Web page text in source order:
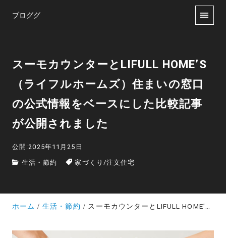
ブロググ
スーモカウンターとLIFULL HOME’S
（ライフルホームズ）住まいの窓口
の公式情報をベースにした比較記事
が公開されました
公開:2025年11月25日
生活・節約 家づくり /注文住宅
ホーム 生活・節約 スーモカウンターとLIFULL HOME’S （ライフルホームズ）住まいの窓口の公式情報をベースにした比較記事が公開されました